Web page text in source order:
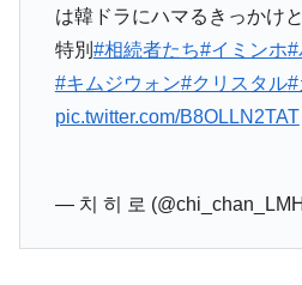
は韓ドラにハマるきっかけ
特別 #相続者たち#イミンホ#
#キムジウォン#クリスタル#
pic.twitter.com/B8OLLN2TAT
— 치 히 로